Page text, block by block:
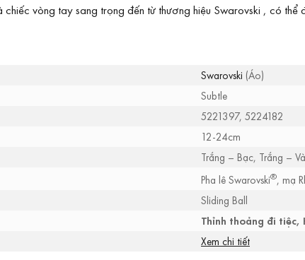
vòng tay sang trọng đến từ thương hiệu Swarovski , có thể
Swarovski (Áo)
Subtle
5221397, 5224182
12-24cm
Trắng – Bạc, Trắng –
Pha lê Swarovski®, mạ
Sliding Ball
Thỉnh thoảng đi tiệc,
Xem chi tiết